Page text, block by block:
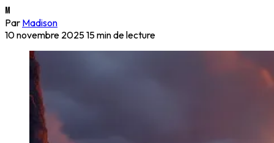
M
Par Madison
10 novembre 202515 min de lecture